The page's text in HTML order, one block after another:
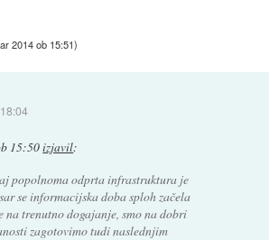
2014 ob 15:51)
15:50izjavil:
popolnoma odprta infrastruktura je
se informacijska doba sploh začela
na trenutno dogajanje, smo na dobri
zagotovimo tudi naslednjim